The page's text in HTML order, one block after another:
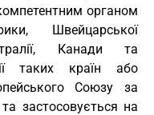
органом
Швейцарської
Канади та
таких країн або
Союзу за
застосовується на